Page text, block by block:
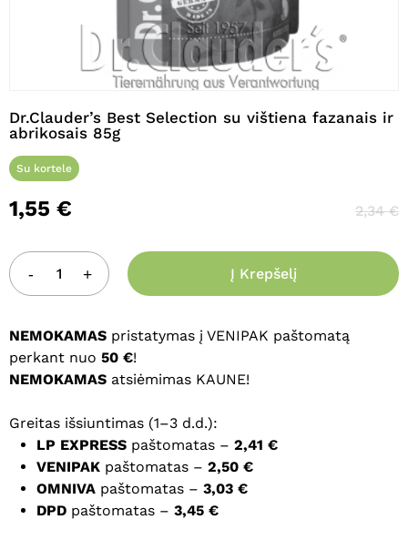
Dr.Clauder’s Best Selection su vištiena fazanais ir
abrikosais 85g
Su kortele
1,55 € 2,34€
Į Krepšelį
NEMOKAMAS pristatymas į VENIPAK paštomatą
perkant nuo 50 €!
NEMOKAMAS atsiėmimas KAUNE!
Greitas išsiuntimas (1–3 d.d.):
LP EXPRESS paštomatas – 2,41 €
VENIPAK paštomatas – 2,50 €
OMNIVA paštomatas – 3,03 €
DPD paštomatas – 3,45 €
Pavadinimas*
El. paštas
interneto puslapį, kad jų nebereiktų
įvesti iš naujo, kai kitą kartą vėl norėsiu